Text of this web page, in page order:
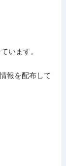
います。
報を配布して